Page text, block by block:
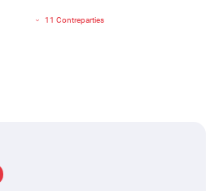
11 Contreparties